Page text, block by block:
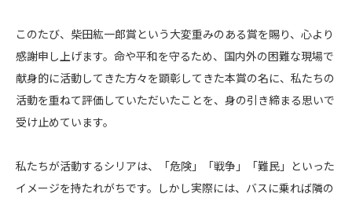
このたび、柴田紘一郎賞という大変重みのある賞を賜り、心より
感謝申し上げます。命や平和を守るため、国内外の困難な現場で
献身的に活動してきた方々を顕彰してきた本賞の名に、私たちの
活動を重ねて評価していただいたことを、身の引き締まる思いで
受け止めています。
私たちが活動するシリアは、「危険」「戦争」「難民」といった
イメージを持たれがちです。しかし実際には、バスに乗れば隣の